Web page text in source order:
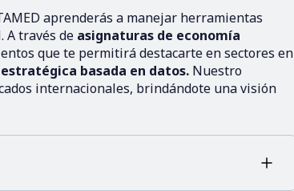
aprenderás a manejar herramientas
A través de asignaturas de economía
que te permitirá destacarte en sectores en
basada en datos. Nuestro
internacionales, brindándote una visión